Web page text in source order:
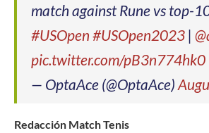
match against Rune vs top-
#USOpen #USOpen2023 |
pic.twitter.com/pB3n774hk0
— OptaAce (@OptaAce)
Redacción Match Tenis